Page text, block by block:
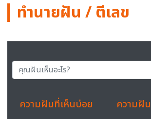
ทำนายฝัน / ตีเลข
ความฝันที่เห็นบ่อย ความฝั